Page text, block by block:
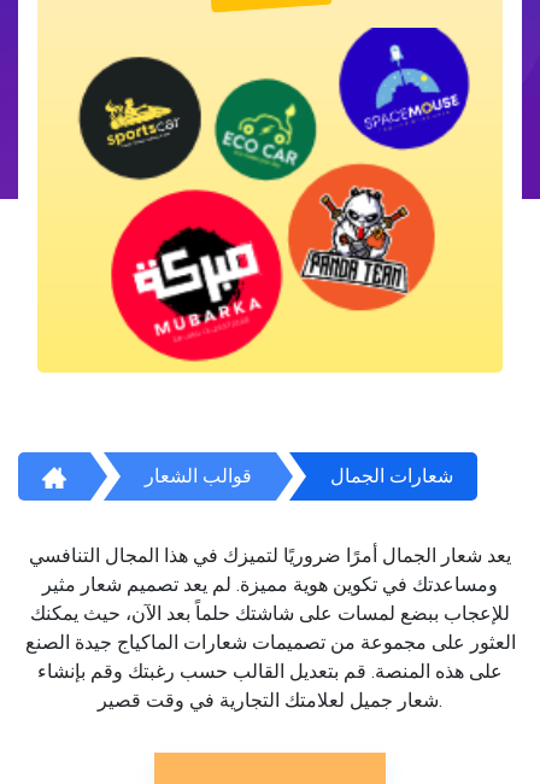
قوالب الشعار شعارات الجمال
يعد شعار الجمال أمرًا ضروريًا لتميزك في هذا المجال التنافسي
ومساعدتك في تكوين هوية مميزة. لم يعد تصميم شعار مثير
للإعجاب ببضع لمسات على شاشتك حلماً بعد الآن، حيث يمكنك
العثور على مجموعة من تصميمات شعارات الماكياج جيدة الصنع
على هذه المنصة. قم بتعديل القالب حسب رغبتك وقم بإنشاء
شعار جميل لعلامتك التجارية في وقت قصير.